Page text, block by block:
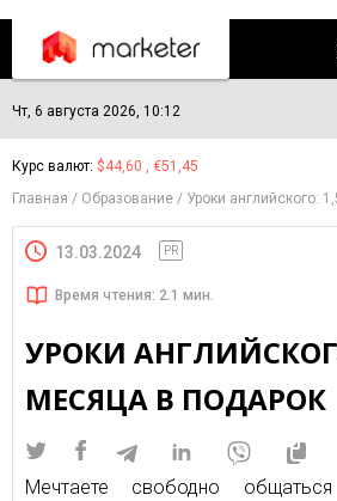
Чт, 6 августа 2026, 10:12
Курс валют: $44,60 , €51,45
Главная
Образование Уроки английского:
13.03.2024 PR
Время чтения: 2.1 мин.
УРОКИ
МЕСЯЦА В ПОДАРОК
Мечтаете свободно